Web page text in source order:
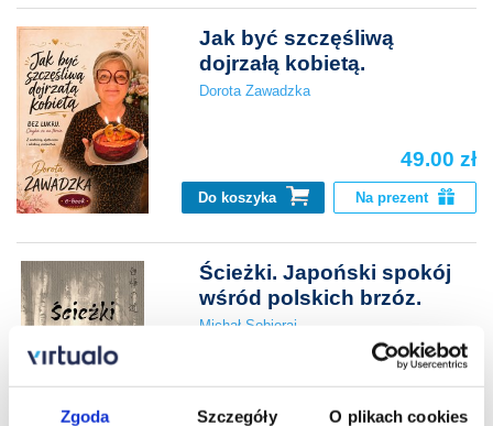
Zgoda Szczegóły O plikach cookies
Jak być szczęśliwą
dojrzałą kobietą.
Dorota Zawadzka
49.00 zł
Do koszyka Na prezent
Ścieżki. Japoński spokój
wśród polskich brzóz.
Michał Sobieraj
44.00 zł